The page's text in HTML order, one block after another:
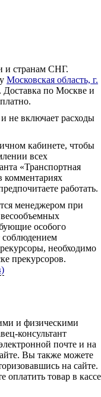
и странам СНГ.
Московская область, г.
. Доставка по Москве и
не включает расходы
кабинете, чтобы
всех
«Транспортная
комментариях
работать.
менеджером при
особого
соблюдением
необходимо
прекурсоров.
и физическими
консультант
почте и на
Вы также можете
на сайте.
оплатить товар в кассе